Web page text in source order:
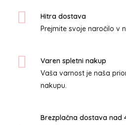
izberete
na
Hitra dostava
Prejmite svoje naročilo v
Varen spletni nakup
Vaša varnost je naša
nakupu.
Brezplačna dostava nad